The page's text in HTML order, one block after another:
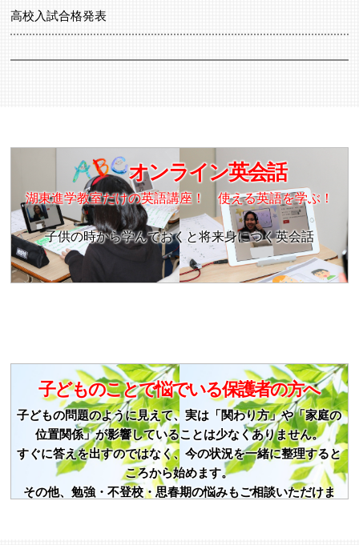
高校入試合格発表
オンライン英会話
湖東進学教室だけの英語講座！ 使える英語を学ぶ！
子供の時から学んでおくと将来身につく英会話
子どものことで悩でいる保護者の方へ
子どもの問題のように見えて、実は「関わり方」や「家庭の
位置関係」が影響していることは少なくありません。
すぐに答えを出すのではなく、今の状況を一緒に整理すると
ころから始めます。
その他、勉強・不登校・思春期の悩みもご相談いただけま